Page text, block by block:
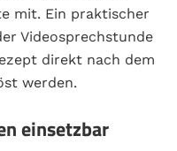
mit. Ein praktischer
Videosprechstunde
direkt nach dem
werden.
einsetzbar